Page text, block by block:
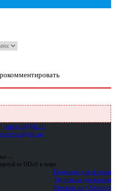
support@glc.ru
—
от DDoS в мире
Подписка для физлиц
Подписка для юрлиц
Реклама на «Хакере»